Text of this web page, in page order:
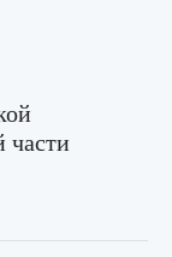
части